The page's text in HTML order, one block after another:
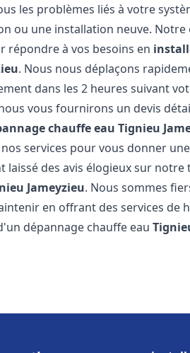
les problèmes liés à votre
ou une installation neuve.
répondre à vos besoins en
. Nous nous déplaçons
dans les 2 heures suivant
vous fournirons un devis
chauffe eau Tignieu
services pour vous donner
laissé des avis élogieux sur notre
Jameyzieu. Nous sommes
en offrant des services de
dépannage chauffe eau